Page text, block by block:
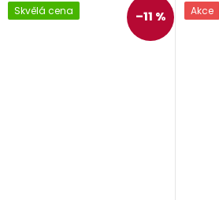
Skvělá cena –11 % Akce